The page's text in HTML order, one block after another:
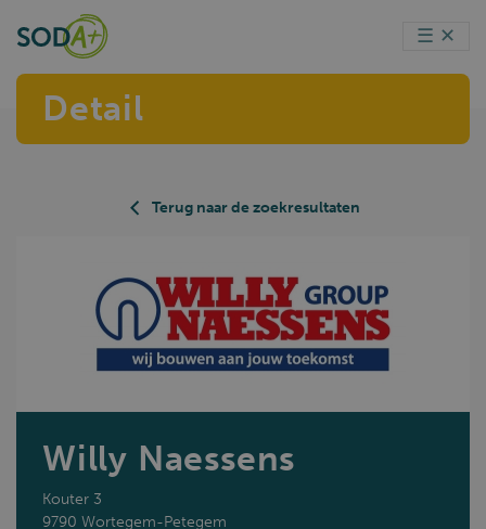
☰ ✕
Detail
Terug naar de zoekresultaten
Willy Naessens
Kouter 3
9790 Wortegem-Petegem